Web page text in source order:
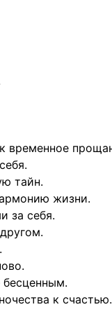
временное
тайн.
жизни.
за себя.
к счастью.